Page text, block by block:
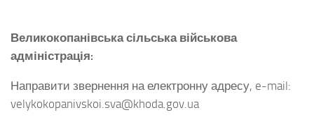
Великокопанівська сільська військова
адміністрація:
Направити звернення на електронну адресу, e-mail:
velykokopanivskoi.sva@khoda.gov.ua